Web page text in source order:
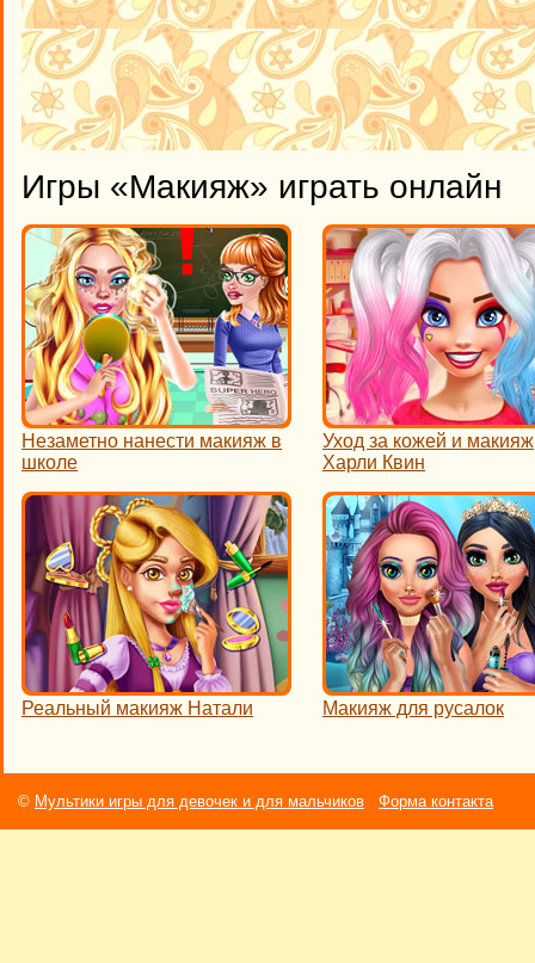
Игры «Макияж» играть онлайн
Незаметно нанести макияж в
школе
Уход за кожей и макияж
Харли Квин
Реальный макияж Натали Макияж для русалок
© Мультики игры для девочек и для мальчиков Форма контакта